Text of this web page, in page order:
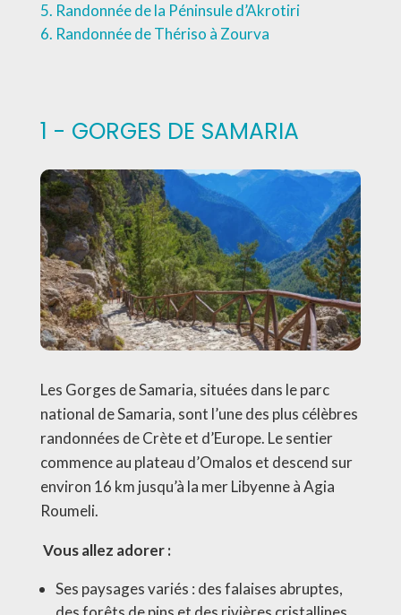
Randonnée de la Péninsule d’Akrotiri
Randonnée de Thériso à Zourva
1 - GORGES DE SAMARIA
Les Gorges de Samaria, situées dans le parc
national de Samaria, sont l’une des plus célèbres
randonnées de Crète et d’Europe. Le sentier
commence au plateau d’Omalos et descend sur
environ 16 km jusqu’à la mer Libyenne à Agia
Roumeli.
Vous allez adorer :
Ses paysages variés : des falaises abruptes,